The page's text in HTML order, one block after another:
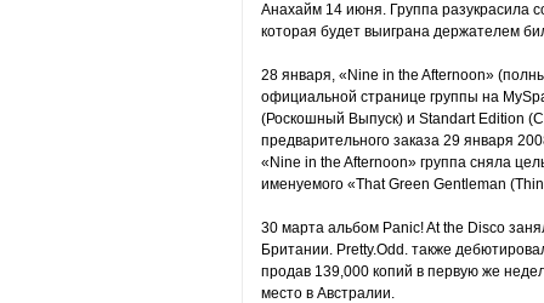
Анахайм 14 июня. Группа разукрасила
которая будет выиграна держателем
28 января, «Nine in the Afternoon»
официальной странице группы на
(Роскошный Выпуск) и Standart Edition
предварительного заказа 29 января
«Nine in the Afternoon» группа сняла
именуемого «That Green Gentleman
30 марта альбом Panic! At the Disco
Британии. Pretty.Odd. также
продав 139,000 копий в первую же
место в Австралии.